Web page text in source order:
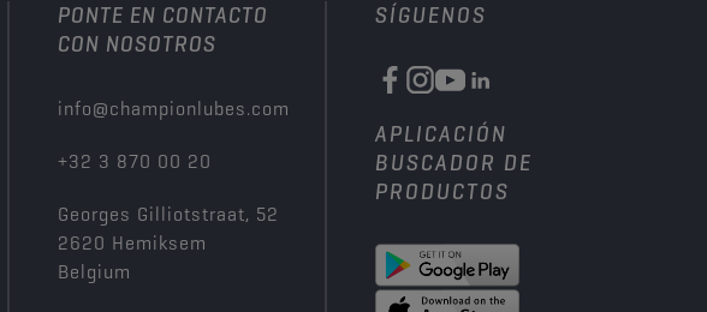
PONTE EN CONTACTO
CON NOSOTROS
info@championlubes.com
+32 3 870 00 20
Georges Gilliotstraat, 52
2620 Hemiksem
Belgium
SÍGUENOS
APLICACIÓN
BUSCADOR DE
PRODUCTOS